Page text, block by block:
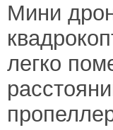
Мини
легко